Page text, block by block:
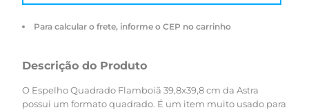
Para calcular o frete, informe o CEP no carrinho
Descrição do Produto
O Espelho Quadrado Flamboiã 39,8x39,8 cm da Astra
possui um formato quadrado. É um item muito usado para